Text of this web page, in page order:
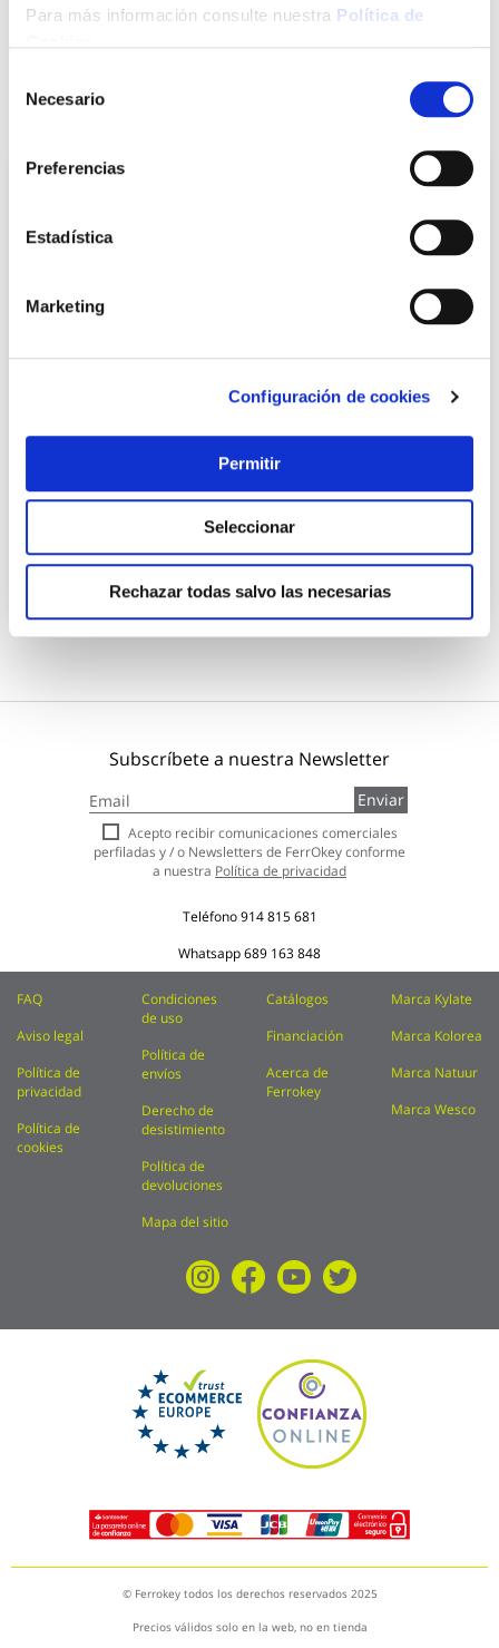
Para más información consulte nuestra Política de
Necesario
Preferencias
Estadística
Marketing
Configuración de cookies
Permitir
Seleccionar
Rechazar todas salvo las necesarias
TOP VENTAS
forest
Forest
40,00 €
Subscríbete a nuestra Newsletter
a
nuestro
boletín
de
Enviar
Acepto recibir comunicaciones comerciales
perfiladas y / o Newsletters de FerrOkey conforme
a nuestra Política de privacidad
Teléfono914 815 681
Whatsapp689 163 848
FAQ
Aviso legal
Política de
privacidad
Política de
cookies
Condiciones
de uso
Política de
envíos
Derecho de
desistimiento
Política de
devoluciones
Mapa del sitio
Catálogos
Financiación
Acerca de
Ferrokey
Marca Kylate
Marca Kolorea
Marca Natuur
Marca Wesco
© Ferrokey todos los derechos reservados 2025
Precios válidos solo en la web, no en tienda